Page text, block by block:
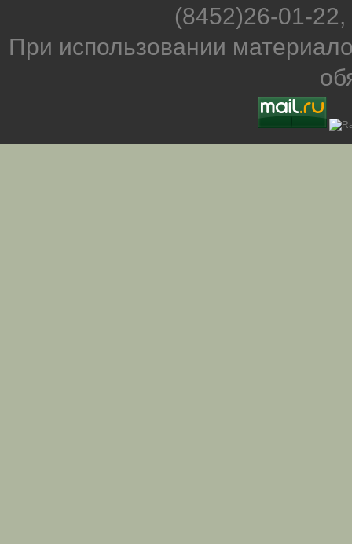
(8452)26-01-
При использовании